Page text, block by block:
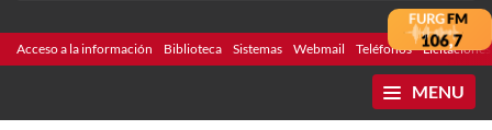
Acceso a la información Biblioteca Sistemas Webmail Teléfonos Licitaciones
MENU